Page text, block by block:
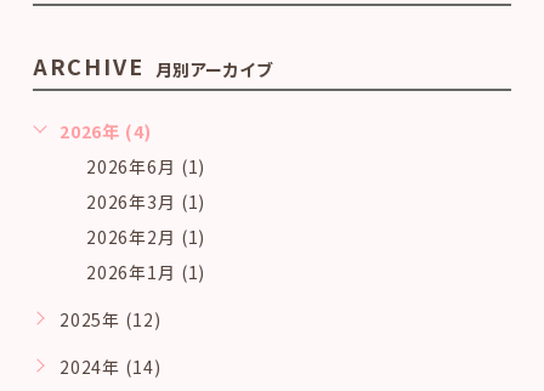
ARCHIVE 月別アーカイブ
2026年 (4)
2026年6月 (1)
2026年3月 (1)
2026年2月 (1)
2026年1月 (1)
2025年 (12)
2024年 (14)